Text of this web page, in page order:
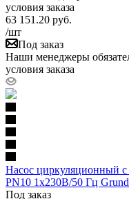
условия заказа
63 151.20 руб.
/шт
Под заказ
Наши менеджеры
условия заказа
Насос циркуляционный
PN10 1х230В/50 Гц
Под заказ